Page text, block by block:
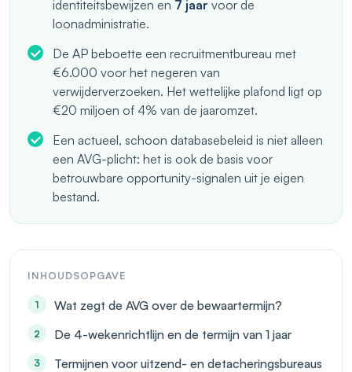
identiteitsbewijzen en 7 jaar voor de
loonadministratie.
De AP beboette een recruitmentbureau met
€6.000 voor het negeren van
verwijderverzoeken. Het wettelijke plafond ligt op
€20 miljoen of 4% van de jaaromzet.
Een actueel, schoon databasebeleid is niet alleen
een AVG-plicht: het is ook de basis voor
betrouwbare opportunity-signalen uit je eigen
bestand.
INHOUDSOPGAVE
Wat zegt de AVG over de bewaartermijn?
De 4-wekenrichtlijn en de termijn van 1 jaar
Termijnen voor uitzend- en detacheringsbureaus